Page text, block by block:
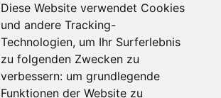
Diese Website verwendet Cookies
und andere Tracking-
Technologien, um Ihr Surferlebnis
zu folgenden Zwecken zu
verbessern: um grundlegende
Funktionen der Website zu
Für Makler:innen
Über Uns